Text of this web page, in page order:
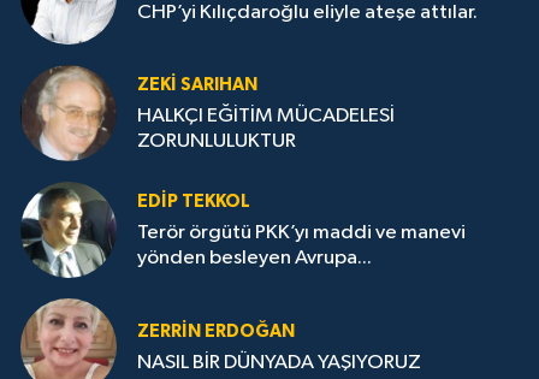
CHP’yi Kılıçdaroğlu eliyle ateşe attılar.
ZEKI SARIHAN
HALKÇI EĞİTİM MÜCADELESİ
ZORUNLULUKTUR
EDIP TEKKOL
Terör örgütü PKK’yı maddi ve manevi
yönden besleyen Avrupa...
ZERRIN ERDOĞAN
NASIL BİR DÜNYADA YAŞIYORUZ